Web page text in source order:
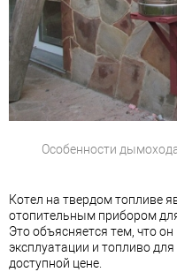
Котел на твердом топливе
отопительным прибором
Это объясняется тем, что
эксплуатации и топливо
доступной цене.
Особенности